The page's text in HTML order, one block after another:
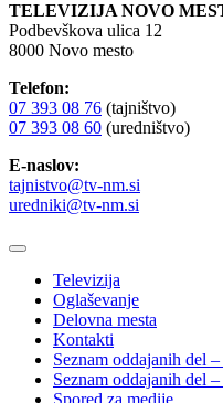
TELEVIZIJA NOVO
Podbevškova ulica 12
8000 Novo mesto
Telefon:
07 393 08 76 (tajništvo)
07 393 08 60 (uredništvo)
E-naslov:
tajnistvo@tv-nm.si
uredniki@tv-nm.si
Televizija
Oglaševanje
Delovna mesta
Kontakti
Seznam oddajanih del
Seznam oddajanih del